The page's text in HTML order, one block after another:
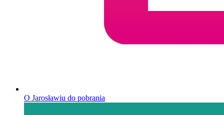
O Jarosławiu do pobrania